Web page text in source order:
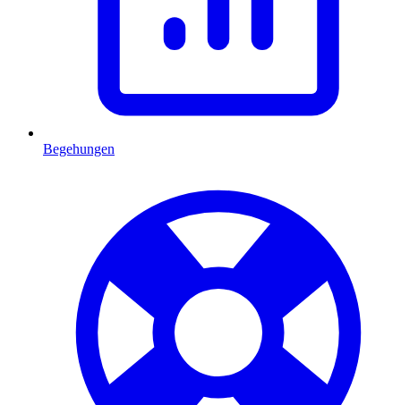
Begehungen